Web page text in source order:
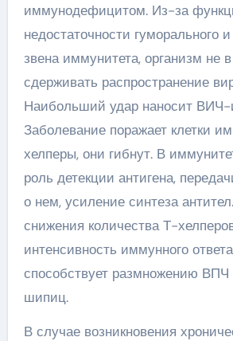
иммунодефицитом. Из-за
недостаточности гуморального и
звена иммунитета, организм не
сдерживать распространение
Наибольший удар наносит ВИЧ-
Заболевание поражает клетки
хелперы, они гибнут. В
роль детекции антигена,
о нем, усиление синтеза
снижения количества Т-
интенсивность иммунного
способствует размножению
шипиц.
В случае возникновения